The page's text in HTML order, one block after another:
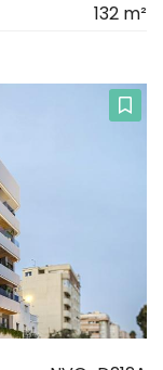
132 m²